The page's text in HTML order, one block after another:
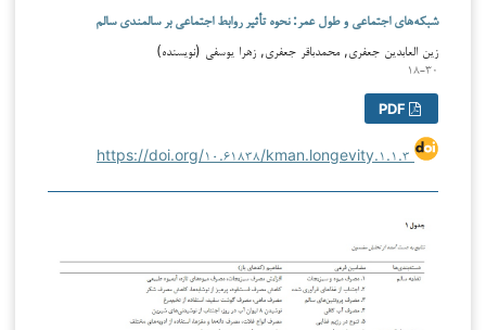
شبکه‌های اجتماعی و طول عمر: نحوه تأثیر روابط اجتماعی بر سالمندی سالم
زین العابدین جعفری, محمدباقر جعفری, زهرا یوسفی (نویسنده)
۱۸-۳۰
https://doi.org/۱۰.۶۱۸۳۸/kman.longevity.۱.۱.۳